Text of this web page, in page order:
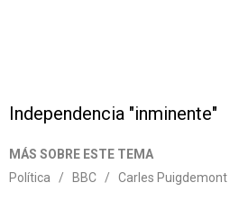
Independencia "inminente"
MÁS SOBRE ESTE TEMA
Política
/ BBC / Carles Puigdemont